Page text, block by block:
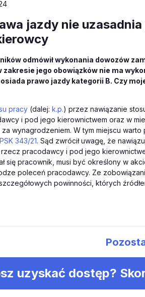
jazdy nie
odmówił wykonania dowozów
zakresie jego obowiązków nie ma
prawo jazdy kategorii B. Czy
pracy (dalej: k.p.) przez nawiązanie
i pod jego kierownictwem oraz w
wynagrodzeniem. W tym miejscu
343/21. Sąd zwrócił uwagę, że
pracodawcy i pod jego
się pracownik, musi być określony w
poleceń pracodawcy. Ze
powinności, których
uzyskać dostęp?